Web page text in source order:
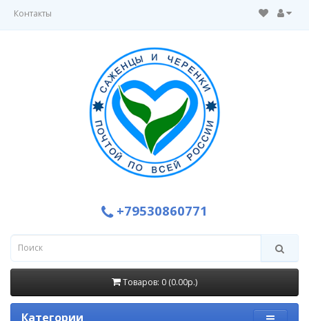
Контакты
+79530860771
Товаров: 0 (0.00р.)
Категории